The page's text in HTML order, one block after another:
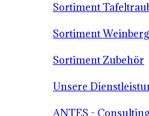
Sortiment
Sortiment
Sortiment Zubehör
Unsere
ANTES - Consulting